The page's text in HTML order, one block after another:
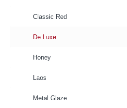
Classic Red
De Luxe
Honey
Laos
Metal Glaze